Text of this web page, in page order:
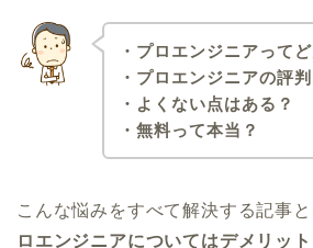
・プロエンジニアって
・プロエンジニアの評判
・よくない点はある？
・無料って本当？
こんな悩みをすべて解決する記事と
ロエンジニアについてはデメリッ